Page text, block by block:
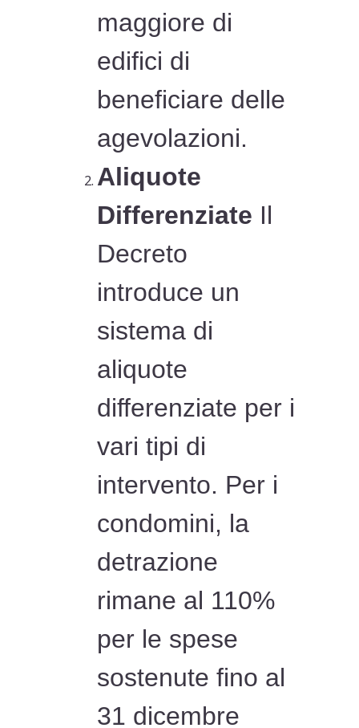
maggiore di
edifici di
beneficiare delle
agevolazioni.
Aliquote
Differenziate Il
Decreto
introduce un
sistema di
aliquote
differenziate per i
vari tipi di
intervento. Per i
condomini, la
detrazione
rimane al 110%
per le spese
sostenute fino al
31 dicembre